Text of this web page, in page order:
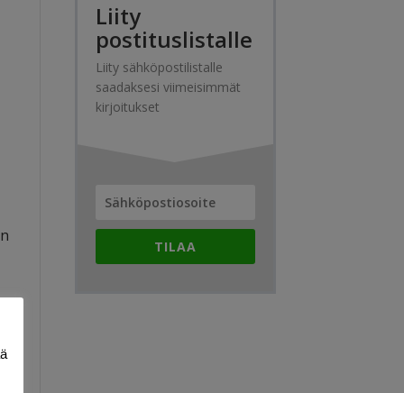
Liity
postituslistalle
Liity sähköpostilistalle
saadaksesi viimeisimmät
kirjoitukset
TILAA